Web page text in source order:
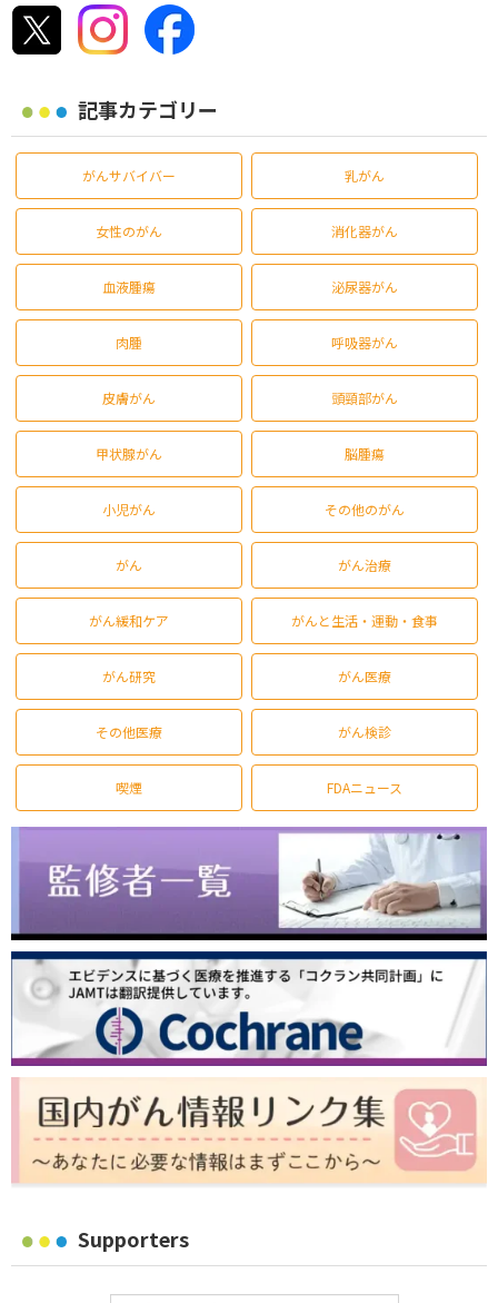
記事カテゴリー
がんサバイバー 乳がん
女性のがん 消化器がん
血液腫瘍 泌尿器がん
肉腫 呼吸器がん
皮膚がん 頭頸部がん
甲状腺がん 脳腫瘍
小児がん その他のがん
がん がん治療
がん緩和ケア がんと生活・運動・食事
がん研究 がん医療
その他医療 がん検診
喫煙 FDAニュース
Supporters